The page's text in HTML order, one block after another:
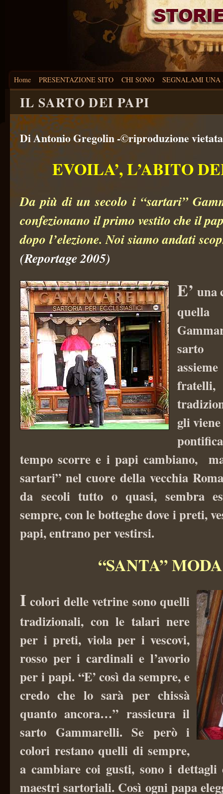
Home PRESENTAZIONE SITO CHI SONO SEGNALAMI UNA
IL SARTO DEI PAPI
Di Antonio Gregolin-©riproduzione
EVOILA’, L’ABITO
Da più di un secolo i “sartari”
confezionano il primo vestito che il
dopo l’elezione. Noi siamo andati
(Reportage 2005)
E’ una
sarto
gli
tempo scorre e i papi cambiano,
sartari” nel cuore della vecchia
da secoli tutto o quasi, sembra
sempre, con le botteghe dove i preti,
papi, entrano per vestirsi.
“SANTA”
I colori delle vetrine sono quelli
tradizionali, con le talari nere
per i preti, viola per i vescovi,
rosso per i cardinali e l’avorio
per i papi. “E’ così da sempre, e
credo che lo sarà per chissà
quanto ancora…” rassicura il
sarto Gammarelli. Se però i
colori restano quelli di sempre,
a cambiare coi gusti, sono i
maestri sartoriali. Così ogni papa